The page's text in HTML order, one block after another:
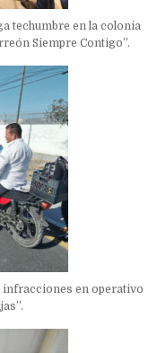
techumbre en la colonia
Siempre Contigo”.
infracciones en operativo